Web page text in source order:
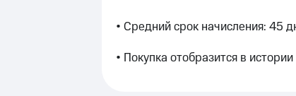
• Средний срок начисления: 45
• Покупка отобразится в